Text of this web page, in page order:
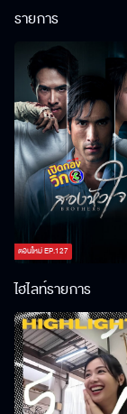
รายการ
ตอนใหม่EP.127
ไฮไลท์รายการ